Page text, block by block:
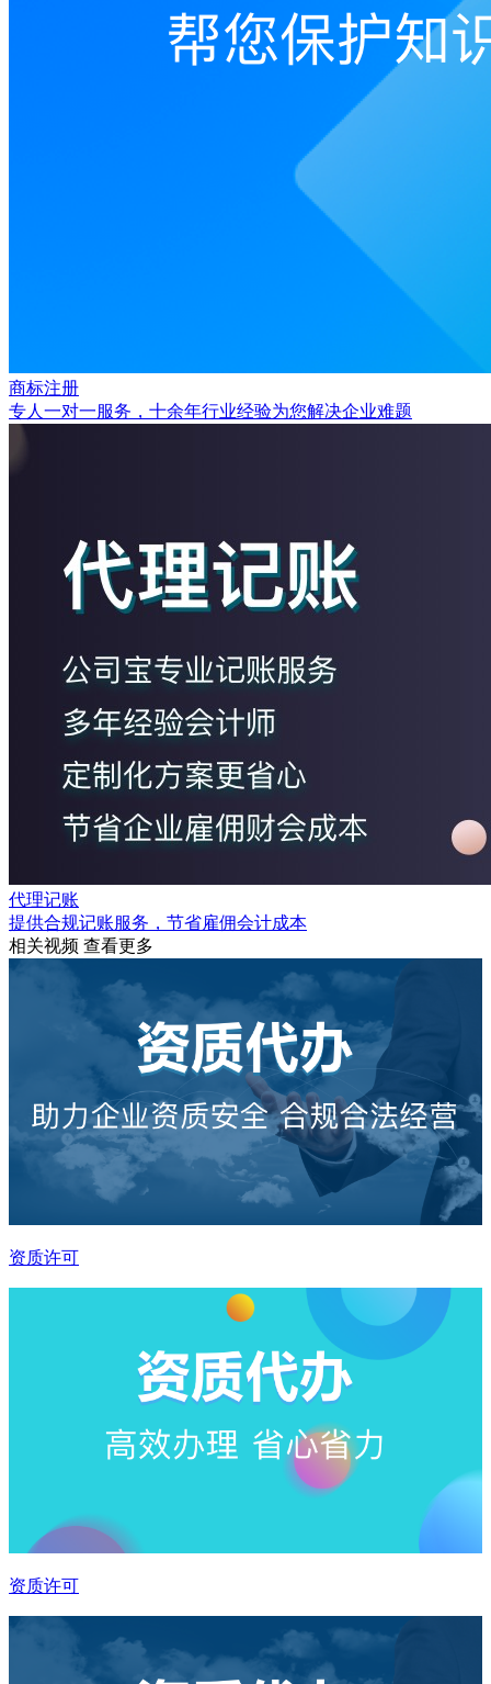
商标注册
专人一对一服务，十余年行业经验为您解决企业难题
代理记账
提供合规记账服务，节省雇佣会计成本
相关视频 查看更多
资质许可
资质许可